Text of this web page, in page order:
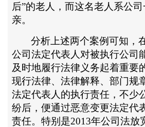
后”的老人，而这名老人系公
亲。
分析上述两个案例可知，
公司法定代表人对被执行公司
及时地履行法律义务起着重要
现行法律、法律解释、部门规
法定代表人的执行责任，不少
纷后，便通过恶意变更法定代
责任。特别是2013年公司法放